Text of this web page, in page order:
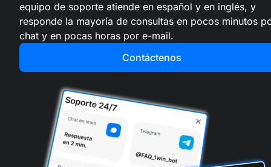
equipo de soporte atiende en español y en inglés, y
responde la mayoría de consultas en pocos minutos
chat y en pocas horas por e-mail.
Contáctenos